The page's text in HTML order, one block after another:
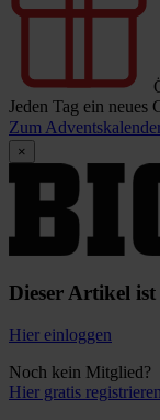
Jeden Tag ein neues
Zum
×
Dieser Artikel
Hier einloggen
Noch kein Mitglied?
Hier gratis registrieren